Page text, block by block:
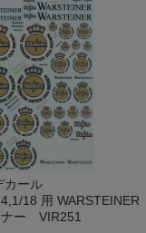
カール
18 用 WARSTEINER
ナー VIR251